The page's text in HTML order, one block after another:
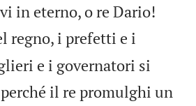
in eterno, o re Dario!
regno, i prefetti e i
e i governatori si
il re promulghi un